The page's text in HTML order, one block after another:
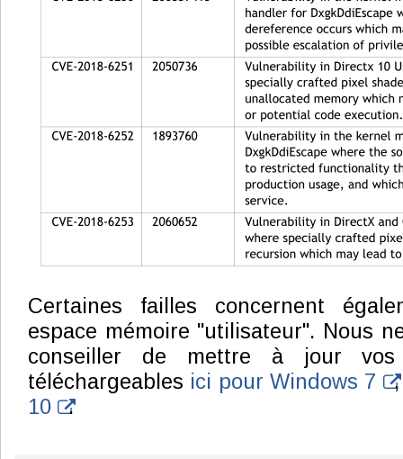
Certaines failles concernent
espace mémoire "utilisateur". Nous
conseiller de mettre à jour
téléchargeables ici pour Windows 7
10
.